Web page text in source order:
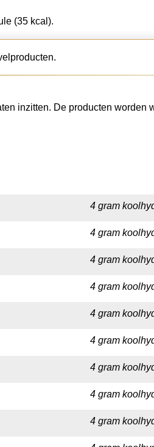
(35 kcal).
inzitten. De producten worden
4 gram
4 gram
4 gram
4 gram
4 gram
4 gram
4 gram
4 gram
4 gram